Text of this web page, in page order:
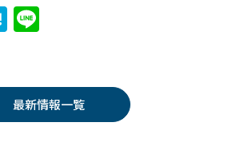
H
n
a
最新情報一覧